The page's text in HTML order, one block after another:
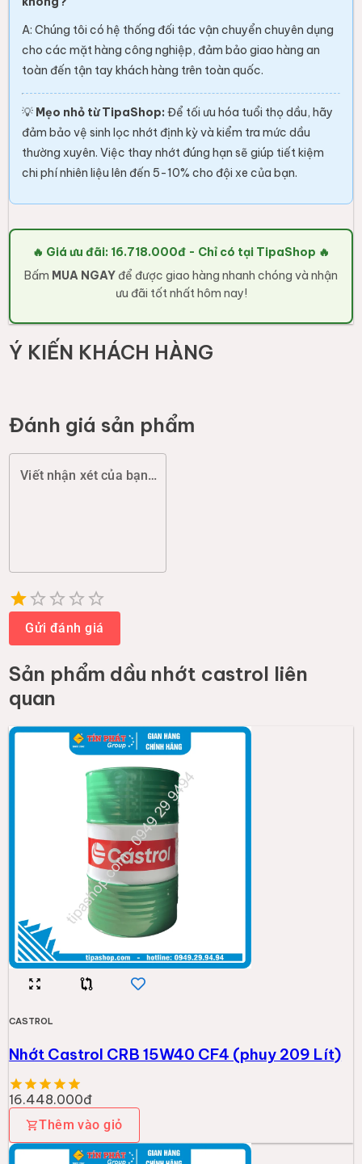
A: Chúng tôi có hệ thống đối tác vận chuyển chuyên dụng
cho các mặt hàng công nghiệp, đảm bảo giao hàng an
toàn đến tận tay khách hàng trên toàn quốc.
💡 Mẹo nhỏ từ TipaShop: Để tối ưu hóa tuổi thọ dầu, hãy
đảm bảo vệ sinh lọc nhớt định kỳ và kiểm tra mức dầu
thường xuyên. Việc thay nhớt đúng hạn sẽ giúp tiết kiệm
chi phí nhiên liệu lên đến 5-10% cho đội xe của bạn.
🔥 Giá ưu đãi: 16.718.000đ - Chỉ có tại TipaShop 🔥
Bấm MUA NGAY để được giao hàng nhanh chóng và nhận
ưu đãi tốt nhất hôm nay!
Ý KIẾN KHÁCH HÀNG
Đánh giá sản phẩm
Viết nhận xét của bạn (chất lượng, đóng gói, giao hàng...)
1 Star
2 Stars
3 Stars
4 Stars
5 Stars
Gửi đánh giá
Sản phẩm dầu nhớt castrol liên
quan
CASTROL
Nhớt Castrol CRB 15W40 CF4 (phuy 209 Lít)
16.448.000đ
Thêm vào giỏ